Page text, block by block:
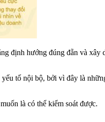
định hướng đúng đẵn và xây
tố nội bộ, bởi vì đây là
là có thể kiểm soát được.